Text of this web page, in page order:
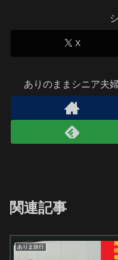
X
ありのままシニア夫
関連記事
ありま旅行